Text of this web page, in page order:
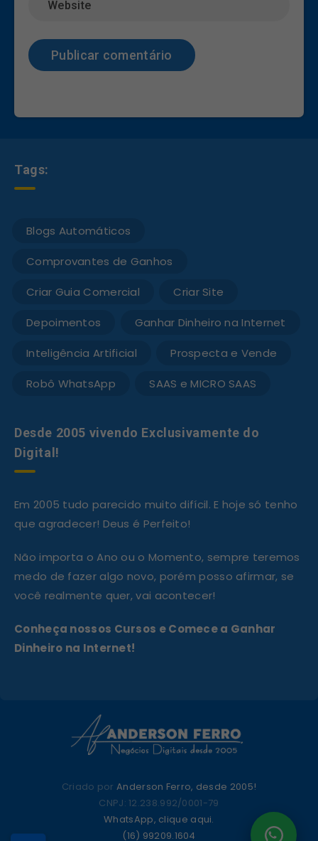
Tags:
Blogs Automáticos
Comprovantes de Ganhos
Criar Guia Comercial Criar Site
Depoimentos Ganhar Dinheiro na Internet
Inteligência Artificial Prospecta e Vende
Robô WhatsApp SAAS e MICRO SAAS
Desde 2005 vivendo Exclusivamente do
Digital!
Em 2005 tudo parecido muito difícil. E hoje só tenho
que agradecer! Deus é Perfeito!
Não importa o Ano ou o Momento, sempre teremos
medo de fazer algo novo, porém posso afirmar, se
você realmente quer, vai acontecer!
Conheça nossos Cursos e Comece a Ganhar
Dinheiro na Internet!
Criado porAnderson Ferro, desde 2005!
CNPJ: 12.238.992/0001-79
WhatsApp, clique aqui.
(16) 99209.1604